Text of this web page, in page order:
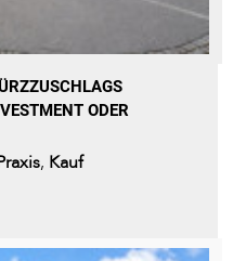
ODER
, Kauf